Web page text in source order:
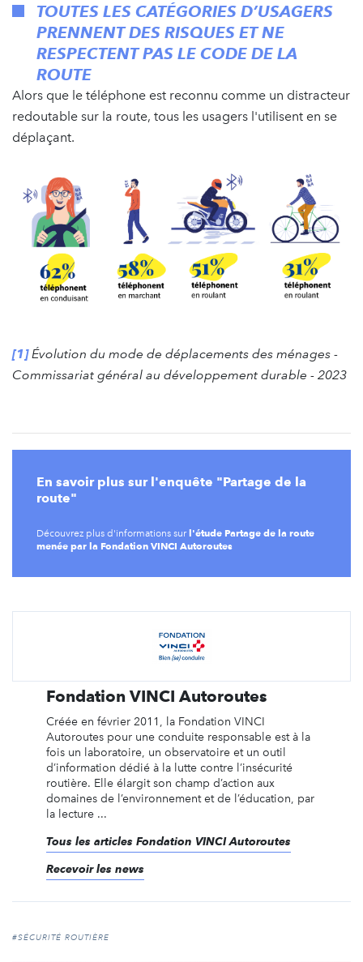
TOUTES LES CATÉGORIES D’USAGERS
PRENNENT DES RISQUES ET NE
RESPECTENT PAS LE CODE DE LA
ROUTE
Alors que le téléphone est reconnu comme un distracteur
redoutable sur la route, tous les usagers l'utilisent en se
déplaçant.
[1]Évolution du mode de déplacements des ménages -
Commissariat général au développement durable - 2023
En savoir plus sur l'enquête "Partage de la
route"
Découvrez plus d'informations surl'étude Partage de la route
menée par la Fondation VINCI Autoroutes
Fondation VINCI Autoroutes
Créée en février 2011, la Fondation VINCI
Autoroutes pour une conduite responsable est à la
fois un laboratoire, un observatoire et un outil
d’information dédié à la lutte contre l’insécurité
routière. Elle élargit son champ d’action aux
domaines de l’environnement et de l’éducation, par
la lecture ...
Tous les articles Fondation VINCI Autoroutes
Recevoir les news
#SÉCURITÉ ROUTIÈRE